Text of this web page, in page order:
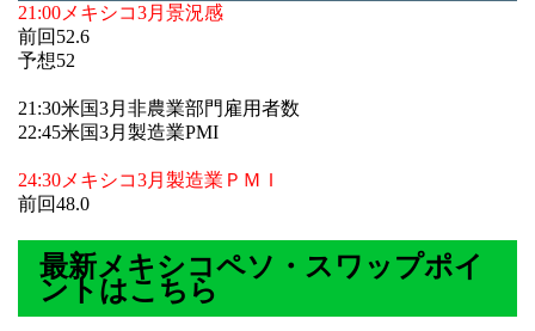
21:00メキシコ3月景況感
前回52.6
予想52
21:30米国3月非農業部門雇用者数
22:45米国3月製造業PMI
24:30メキシコ3月製造業ＰＭＩ
前回48.0
最新メキシコペソ・スワップポイ
ントはこちら